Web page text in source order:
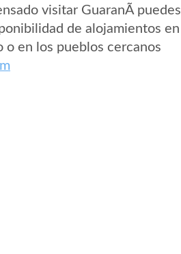
visitar GuaranÃ­ puedes
de alojamientos en
o en los pueblos cercanos